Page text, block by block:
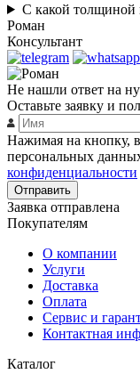
С какой толщиной
Роман
Консультант
Не нашли ответ на
Оставьте заявку и
Нажимая на кнопку,
персональных
конфиденциальности
Отправить
Заявка отправлена
Покупателям
О компании
Услуги
Доставка
Оплата
Сервис и
Контактная
Каталог